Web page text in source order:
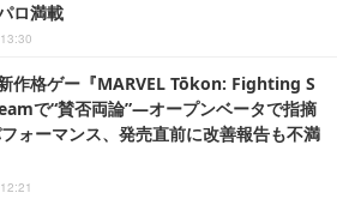
ロ満載
作格ゲー『MARVEL Tōkon: Fighting S
で“賛否両論”―オープンベータで指摘
ォーマンス、発売直前に改善報告も不満